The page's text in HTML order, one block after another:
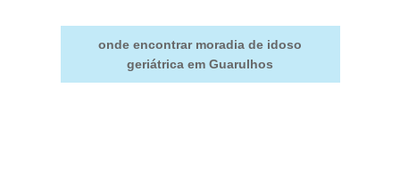
onde encontrar moradia de idoso
geriátrica em Guarulhos